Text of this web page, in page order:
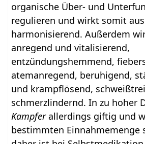
organische Über- und
regulieren und wirkt somit
harmonisierend. Außerdem
anregend und vitalisierend,
entzündungshemmend,
atemanregend, beruhigend,
und krampflösend,
schmerzlindernd. In zu hoher
Kampferallerdings giftig und
bestimmten Einnahmemenge